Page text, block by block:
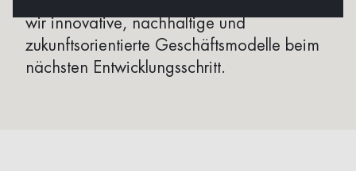
wir innovative, nachhaltige und
zukunftsorientierte Geschäftsmodelle beim
nächsten Entwicklungsschritt.